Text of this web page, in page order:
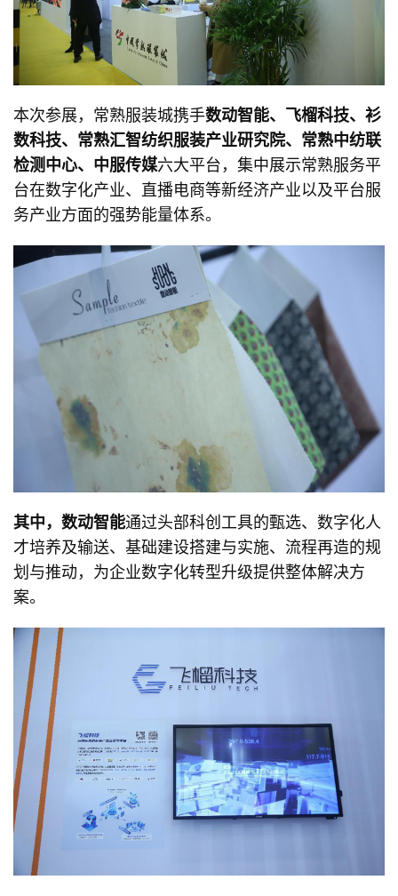
本次参展，常熟服装城携手数动智能、飞榴科技、衫
数科技、常熟汇智纺织服装产业研究院、常熟中纺联
检测中心、中服传媒六大平台，集中展示常熟服务平
台在数字化产业、直播电商等新经济产业以及平台服
务产业方面的强势能量体系。
其中，数动智能通过头部科创工具的甄选、数字化人
才培养及输送、基础建设搭建与实施、流程再造的规
划与推动，为企业数字化转型升级提供整体解决方
案。